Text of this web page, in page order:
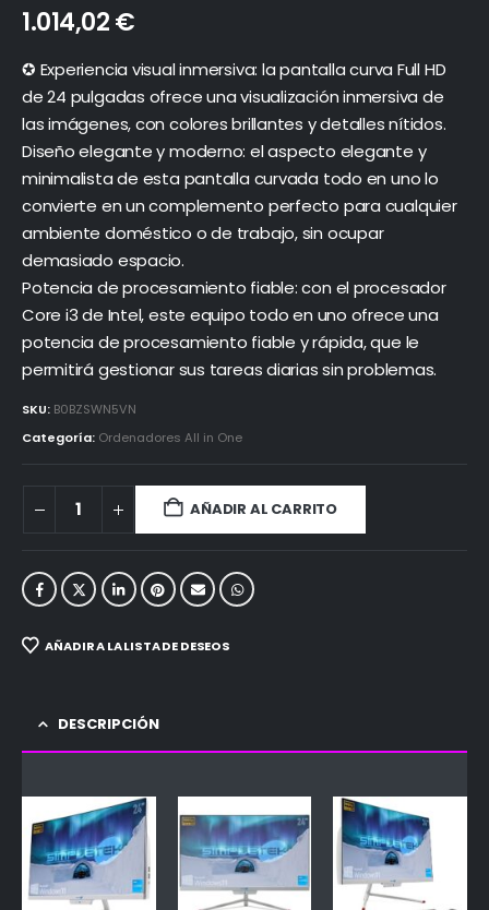
1.014,02€
✪ Experiencia visual inmersiva: la pantalla curva Full HD
de 24 pulgadas ofrece una visualización inmersiva de
las imágenes, con colores brillantes y detalles nítidos.
Diseño elegante y moderno: el aspecto elegante y
minimalista de esta pantalla curvada todo en uno lo
convierte en un complemento perfecto para cualquier
ambiente doméstico o de trabajo, sin ocupar
demasiado espacio.
Potencia de procesamiento fiable: con el procesador
Core i3 de Intel, este equipo todo en uno ofrece una
potencia de procesamiento fiable y rápida, que le
permitirá gestionar sus tareas diarias sin problemas.
SKU: B0BZSWN5VN
Categoría: Ordenadores All in One
AÑADIR AL CARRITO
AÑADIR A LA LISTA DE DESEOS
DESCRIPCIÓN